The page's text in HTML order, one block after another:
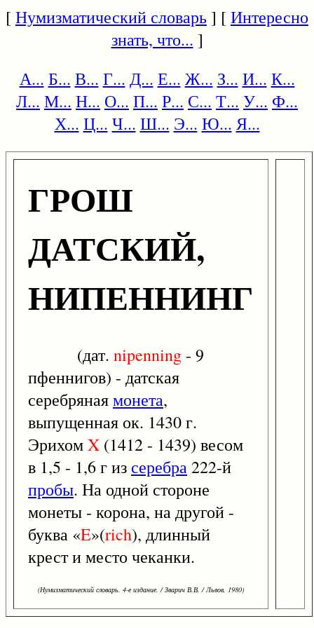
[Нумизматический словарь] [Интересно
знать, что... ]
А... Б... В... Г... Д... Е... Ж... З... И... К...
Л... М... Н... О... П... Р... С... Т... У... Ф...
Х... Ц... Ч... Ш... Э... Ю... Я...
ГРОШ
ДАТСКИЙ,
НИПЕННИНГ
(дат. nipenning - 9
пфеннигов) - датская
серебрянаямонета,
выпущенная ок. 1430 г.
ЭрихомX (1412 - 1439) весом
в 1,5 - 1,6 г из серебра222-й
пробы. На одной стороне
монеты - корона, на другой -
буква «E»(rich), длинный
крест и место чеканки.
(Нумизматический словарь. 4-е издание. / Зварич В.В. / Львов, 1980)